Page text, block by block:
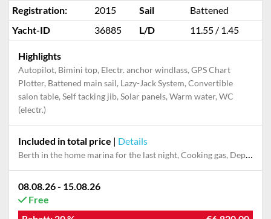
Registration: 2015 Sail
Battened
Yacht-ID
36885 L/D 11.55 / 1.45
Highlights
Autopilot, Bimini top, Electr. anchor windlass, GPS Chart
Plotter, Battened main sail, Lazy-Jack System, Convertible
salon table, Self tacking jib, Solar panels, Warm water, WC
(electr.)
Included in total price | Details
Berth in the home marina for the last night, Cooking gas, Deposit reduction, Dinghy, Final cleaning, Multi week fee for deposit reduction, Outboard engine, Pillow, blanket, sheets, duvet cover, Service fees, Starter pack, Towels
08.08.26 - 15.08.26
Free